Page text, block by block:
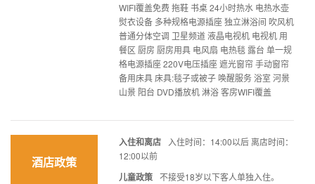
WIFI覆盖免费 拖鞋 书桌 24小时热水 电热水壶
熨衣设备 多种规格电源插座 独立淋浴间 吹风机
普通分体空调 卫星频道 液晶电视机 电视机 用
餐区 厨房 厨房用具 电风扇 电热毯 露台 单一规
格电源插座 220V电压插座 遮光窗帘 手动窗帘
备用床具 床具:毯子或被子 唤醒服务 浴室 河景
山景 阳台 DVD播放机 淋浴 客房WIFI覆盖
酒店政策
入住和离店
入住时间：14:00以后 离店时间：
12:00以前
儿童政策 不接受18岁以下客人单独入住。